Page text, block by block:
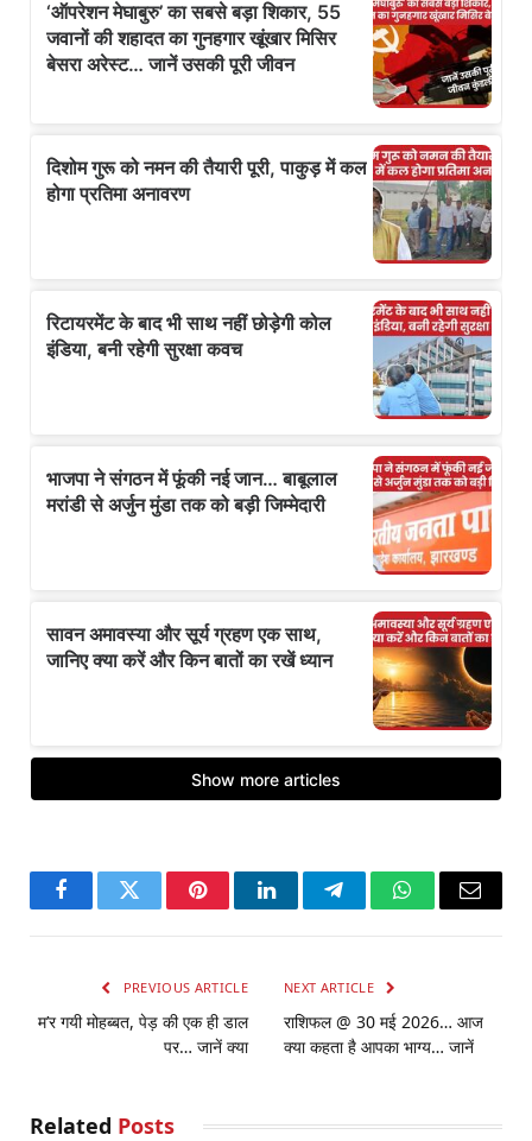
FacebookTwitter PinterestLinkedInTelegramWhatsApp
Email
PREVIOUS ARTICLE
म’र गयी मोहब्बत, पेड़ की एक ही डाल
पर… जानें क्या
NEXT ARTICLE
राशिफल @ 30 मई 2026… आज
क्या कहता है आपका भाग्य… जानें
Related Posts